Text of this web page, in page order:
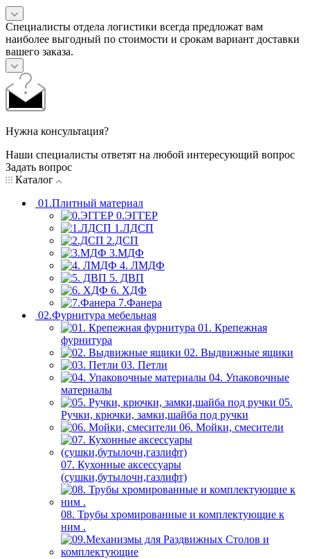
Специалисты отдела логистики всегда предложат вам
наиболее выгодный по стоимости и срокам вариант доставки
вашего заказа.
Нужна консультация?
Наши специалисты ответят на любой интересующий вопрос
Задать вопрос
Каталог
01.Плитный материал
0.ЭГГЕР
1.ЛДСП
2.ДСП
3.МДФ
4. ЛМДФ
5. ДВП
6. ХДФ
7.Фанера
02.Фурнитура мебельная
01. Крепежная
фурнитура
02. Выдвижные ящики
03. Петли
04. Упаковочные
материалы
05.
Ручки, крючки, замки,шайба под ручки
06. Мойки, смесители
07. Кухонные аксессуары
(сушки,бутылочн,газлифт)
08. Трубы хромированные и комплектующие к
ним .